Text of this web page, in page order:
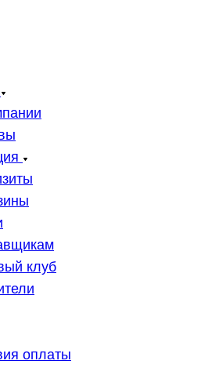
клуб
оплаты